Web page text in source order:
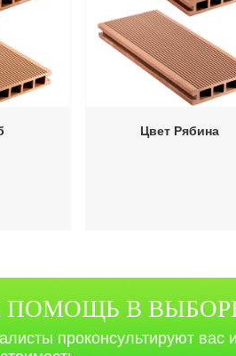
Цвет Рябина
В
проконсультируют вас